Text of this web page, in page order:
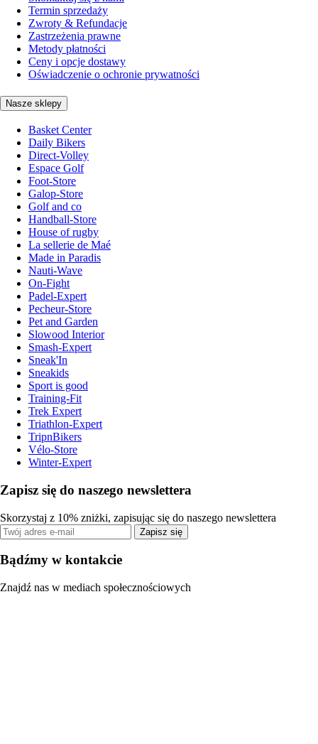
Termin sprzedaży
Zwroty & Refundacje
Zastrzeżenia prawne
Metody płatności
Ceny i opcje dostawy
Oświadczenie o ochronie prywatności
Nasze sklepy
Basket Center
Daily Bikers
Direct-Volley
Espace Golf
Foot-Store
Galop-Store
Golf and co
Handball-Store
House of rugby
La sellerie de Maé
Made in Paradis
Nauti-Wave
On-Fight
Padel-Expert
Pecheur-Store
Pet and Garden
Slowood Interior
Smash-Expert
Sneak'In
Sneakids
Sport is good
Training-Fit
Trek Expert
Triathlon-Expert
TripnBikers
Vélo-Store
Winter-Expert
Zapisz się do naszego newslettera
Skorzystaj z 10% zniżki, zapisując się do naszego newslettera
Zapisz się
Bądźmy w kontakcie
Znajdź nas w mediach społecznościowych